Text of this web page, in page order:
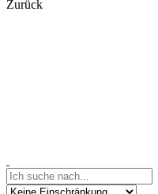
Zurück